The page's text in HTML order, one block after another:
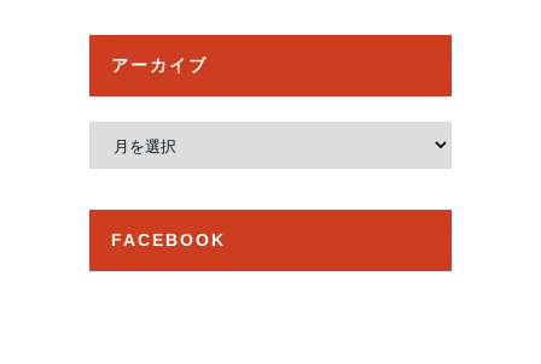
アーカイブ
ー
FACEBOOK